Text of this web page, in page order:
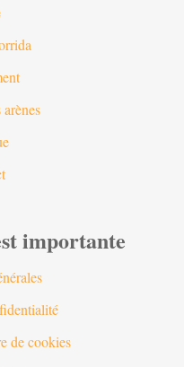
importante
de cookies